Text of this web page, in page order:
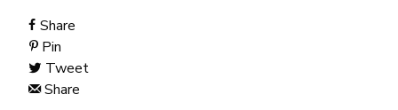
Share
Pin
Tweet
Share